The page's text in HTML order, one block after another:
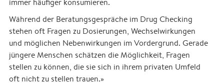
immer häufiger konsumieren.
Während der Beratungsgespräche im Drug Checking
stehen oft Fragen zu Dosierungen, Wechselwirkungen
und möglichen Nebenwirkungen im Vordergrund. Gerade
jüngere Menschen schätzen die Möglichkeit, Fragen
stellen zu können, die sie sich in ihrem privaten Umfeld
oft nicht zu stellen trauen.»